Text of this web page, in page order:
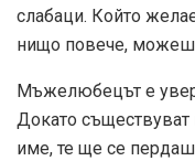
слабаци. Който
нищо повече,
Мъжелюбецът е
Докато
име, те ще се